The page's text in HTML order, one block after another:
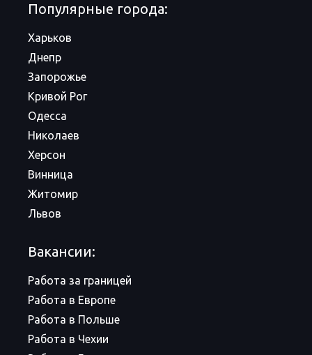
Популярные города:
Харьков
Днепр
Запорожье
Кривой Рог
Одесса
Николаев
Херсон
Винница
Житомир
Львов
Вакансии:
Работа за границей
Работа в Европе
Работа в Польше
Работа в Чехии